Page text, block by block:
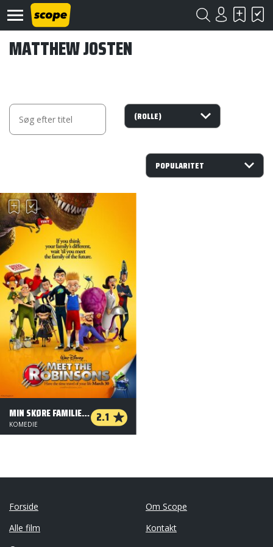
Om
©
Scope
2020
MATTHEW JOSTEN
MIN SKØRE FAMILIE ROBINSON (ORG. VERSION) 2.1
KOMEDIE
Forside
Alle film
Om Scope
Kontakt